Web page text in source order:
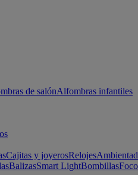
de salónAlfombras infantiles
Cajitas y joyerosRelojes
BalizasSmart LightBombillas